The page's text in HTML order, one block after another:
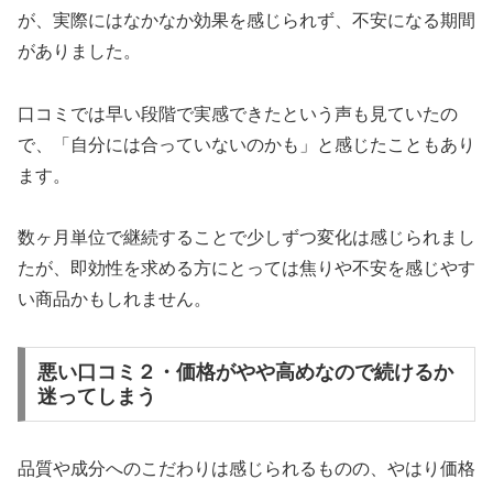
が、実際にはなかなか効果を感じられず、不安になる期間
がありました。
口コミでは早い段階で実感できたという声も見ていたの
で、「自分には合っていないのかも」と感じたこともあり
ます。
数ヶ月単位で継続することで少しずつ変化は感じられまし
たが、即効性を求める方にとっては焦りや不安を感じやす
い商品かもしれません。
悪い口コミ２・価格がやや高めなので続けるか
迷ってしまう
品質や成分へのこだわりは感じられるものの、やはり価格